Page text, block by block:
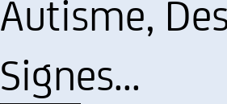
Autisme,
Signes...